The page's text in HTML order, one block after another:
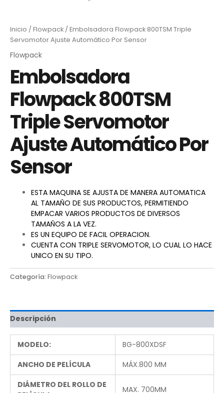
Inicio /Flowpack / Embolsadora Flowpack 800TSM Triple
Servomotor Ajuste Automático Por Sensor
Flowpack
Embolsadora
Flowpack 800TSM
Triple Servomotor
Ajuste Automático Por
Sensor
ESTA MAQUINA SE AJUSTA DE MANERA AUTOMATICA
AL TAMAÑO DE SUS PRODUCTOS, PERMITIENDO
EMPACAR VARIOS PRODUCTOS DE DIVERSOS
TAMAÑOS A LA VEZ.
ES UN EQUIPO DE FACIL OPERACION.
CUENTA CON TRIPLE SERVOMOTOR, LO CUAL LO HACE
UNICO EN SU TIPO.
Categoría: Flowpack
Descripción
MODELO:
BG-800XDSF
ANCHO DE PELÍCULA
MÁX.800 MM
DIÁMETRO DEL ROLLO DE
MAX. 700MM